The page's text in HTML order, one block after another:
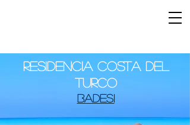
RESIDENCIA Costa del
Turco
badesi